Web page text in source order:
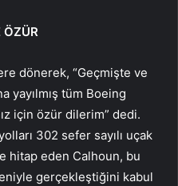
ÖZÜR
dönerek, “Geçmişte ve
yayılmış tüm Boeing
için özür dilerim” dedi.
302 sefer sayılı uçak
hitap eden Calhoun, bu
gerçekleştiğini kabul